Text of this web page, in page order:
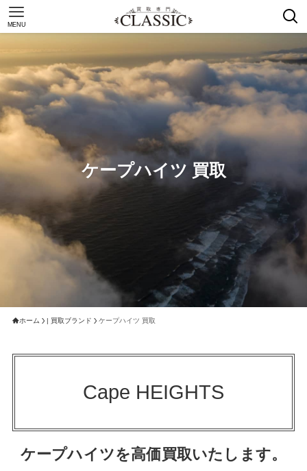
MENU
ケープハイツ 買取
ホーム | 買取ブランド ケープハイツ 買取
Cape HEIGHTS
ケープハイツを高価買取いたします。